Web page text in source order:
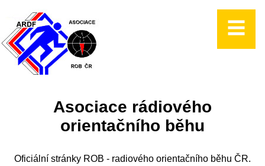
Asociace rádiového
orientačního běhu
Oficiální stránky ROB - radiového orientačního běhu ČR.